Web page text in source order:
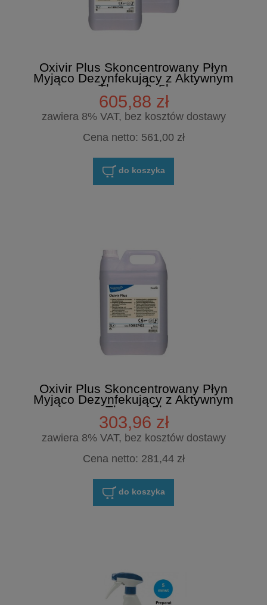
Oxivir Plus Skoncentrowany Płyn
Myjąco Dezynfekujący z Aktywnym
Tlenem 2x5l
605,88 zł
zawiera 8% VAT, bez kosztów dostawy
Cena netto: 561,00 zł
do koszyka
Oxivir Plus Skoncentrowany Płyn
Myjąco Dezynfekujący z Aktywnym
Tlenem 5l
303,96 zł
zawiera 8% VAT, bez kosztów dostawy
Cena netto: 281,44 zł
do koszyka